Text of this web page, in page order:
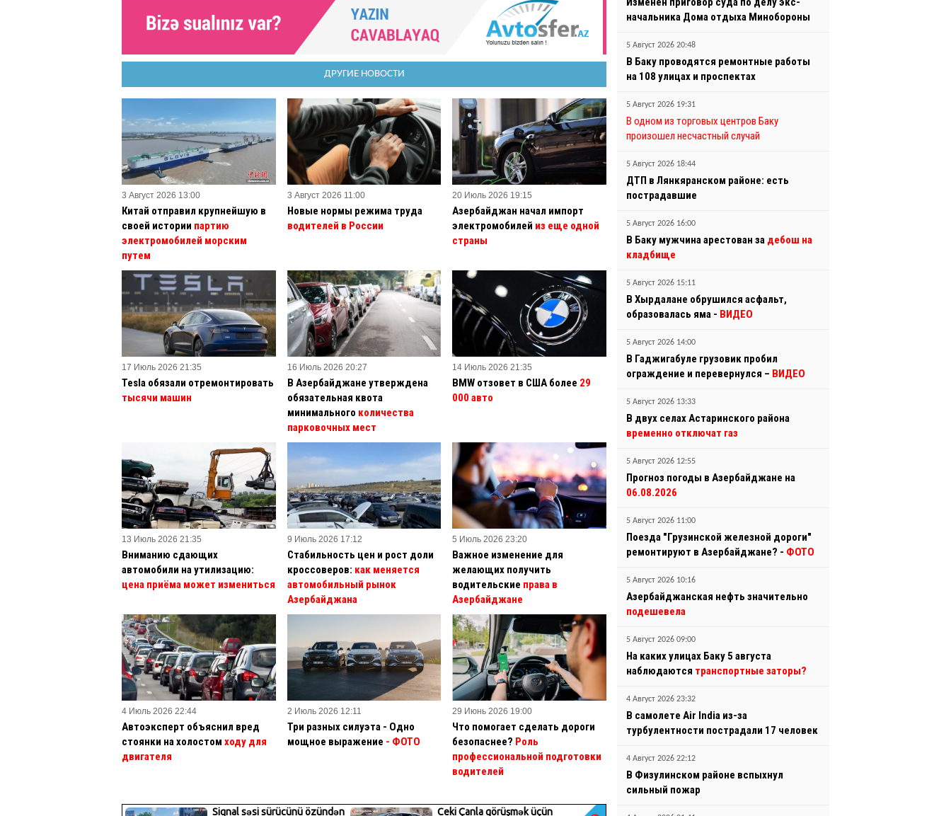
ДРУГИЕ НОВОСТИ
3 Август 2026 13:00
Китай отправил крупнейшую в
своей истории партию
электромобилей морским
путем
3 Август 2026 11:00
Новые нормы режима труда
водителей в России
20 Июль 2026 19:15
Азербайджан начал импорт
электромобилей из еще одной
страны
17 Июль 2026 21:35
Tesla обязали отремонтировать
тысячи машин
16 Июль 2026 20:27
В Азербайджане утверждена
обязательная квота
минимального количества
парковочных мест
14 Июль 2026 21:35
BMW отзовет в США более 29
000 авто
13 Июль 2026 21:35
Вниманию сдающих
автомобили на утилизацию:
цена приёма может измениться
9 Июль 2026 17:12
Стабильность цен и рост доли
кроссоверов: как меняется
автомобильный рынок
Азербайджана
5 Июль 2026 23:20
Важное изменение для
желающих получить
водительские права в
Азербайджане
4 Июль 2026 22:44
Автоэксперт объяснил вред
стоянки на холостом ходу для
двигателя
2 Июль 2026 12:11
Три разных силуэта - Одно
мощное выражение - ФОТО
29 Июнь 2026 19:00
Что помогает сделать дороги
безопаснее? Роль
профессиональной подготовки
водителей
начальника Дома отдыха Минобороны
5 Август 2026 20:48
В Баку проводятся ремонтные работы
на 108 улицах и проспектах
5 Август 2026 19:31
В одном из торговых центров Баку
произошел несчастный случай
5 Август 2026 18:44
ДТП в Лянкяранском районе: есть
пострадавшие
5 Август 2026 16:00
В Баку мужчина арестован за дебош на
кладбище
5 Август 2026 15:11
В Хырдалане обрушился асфальт,
образовалась яма - ВИДЕО
5 Август 2026 14:00
В Гаджигабуле грузовик пробил
ограждение и перевернулся – ВИДЕО
5 Август 2026 13:33
В двух селах Астаринского района
временно отключат газ
5 Август 2026 12:55
Прогноз погоды в Азербайджане на
06.08.2026
5 Август 2026 11:00
Поезда "Грузинской железной дороги"
ремонтируют в Азербайджане? - ФОТО
5 Август 2026 10:16
Азербайджанская нефть значительно
подешевела
5 Август 2026 09:00
На каких улицах Баку 5 августа
наблюдаются транспортные заторы?
4 Август 2026 23:32
В самолете Air India из-за
турбулентности пострадали 17 человек
4 Август 2026 22:12
В Физулинском районе вспыхнул
сильный пожар